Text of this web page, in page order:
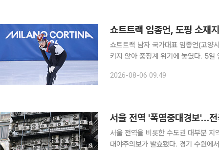
쇼트트랙 임종언, 도핑 소재
쇼트트랙 남자 국가대표 임종언(고양
키지 않아 중징계 위기에 놓였다. 5일 연합뉴스에 따르면 임종언은 최근 1년 동안 국제검사기구
장소와 거주지 등 소재지 정보를 도핑
2026-08-06 09:49
서울 전역 '폭염중대경보'…
서울 전역을 비롯한 수도권 대부분
대야주의보가 발효됐다. 경기 수원에서